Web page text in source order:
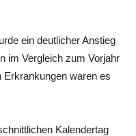
ein deutlicher Anstieg
im Vergleich zum Vorjahr
Erkrankungen waren es
Kalendertag